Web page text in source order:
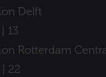
Delft
13
Rotterdam
| 22